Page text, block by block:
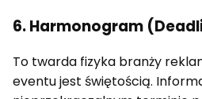
6. Harmonogram
To twarda fizyka branży
eventu jest świętością.